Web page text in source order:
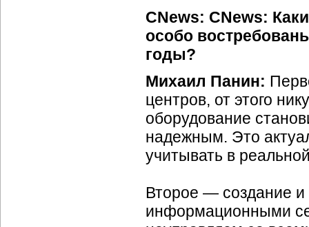
CNews: CNews:
особо
годы?
Михаил Панин:
центров, от этого
оборудование
надежным. Это
учитывать в
Второе — создание и
информационными